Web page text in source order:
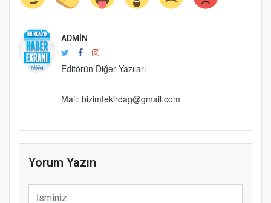
ADMIN
Editörün Diğer Yazıları
Mail: bizimtekirdag@gmail.com
Yorum Yazın